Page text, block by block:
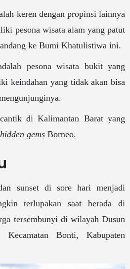
keren dengan propinsi lainnya
pesona wisata alam yang patut
ke Bumi Khatulistiwa ini.
pesona wisata bukit yang
keindahan yang tidak akan bisa
di Kalimantan Barat yang
hidden gems Borneo.
sunset di sore hari menjadi
terlupakan saat berada di
tersembunyi di wilayah Dusun
Bonti, Kabupaten